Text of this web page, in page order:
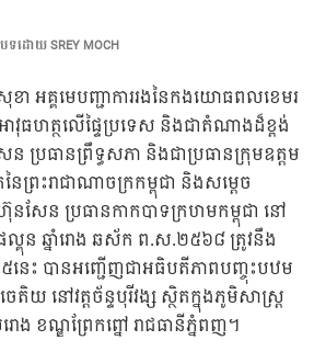
បទដោយSREY MOCH
អគ្គមេបញ្ជាការរងនៃកងយោធពលខេមរ
អាវុធហត្ថលើផ្ទៃប្រទេស និងជាតំណាងដ៏ខ្ពង់
ប្រធានព្រឹទ្ធសភា និងជាប្រធានក្រុមឧត្តម
ៃព្រះរាជាណាចក្រកម្ពុជា និងសម្តេច
នសែន ប្រធានកាកបាទក្រហមកម្ពុជា នៅ
ល្គុន ឆ្នាំរោង ឆស័ក ព.ស.២៥៦៨ ត្រូវនឹង
៥នេះ បានអញ្ជើញជាអធិបតីភាពបញ្ចុះបឋម
នៅវត្តច័ន្ទបុរីវង្ស ស្ថិតក្នុងភូមិសាស្រ្ត
ង ខណ្ឌព្រែកព្នៅ រាជធានីភ្នំពញ។